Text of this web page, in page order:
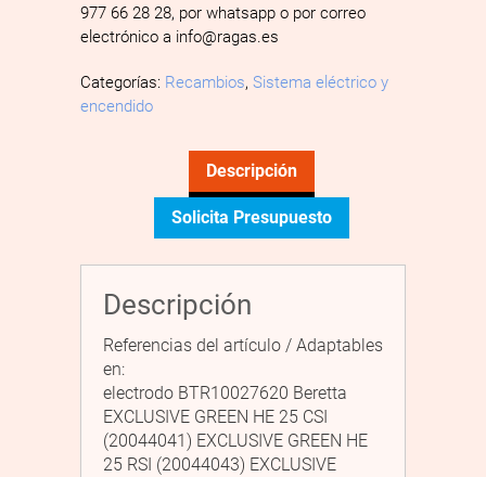
977 66 28 28, por whatsapp o por correo
electrónico a info@ragas.es
Categorías: Recambios, Sistema eléctrico y
encendido
Descripción
Solicita Presupuesto
Descripción
Referencias del artículo / Adaptables
en:
electrodo BTR10027620 Beretta
EXCLUSIVE GREEN HE 25 CSI
(20044041) EXCLUSIVE GREEN HE
25 RSI (20044043) EXCLUSIVE